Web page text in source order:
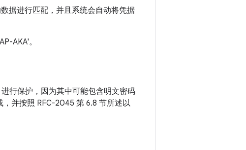
据进行匹配，并且系统会自动将凭据
AKA'。
行保护，因为其中可能包含明文密码
并按照 RFC-2045 第 6.8 节所述以